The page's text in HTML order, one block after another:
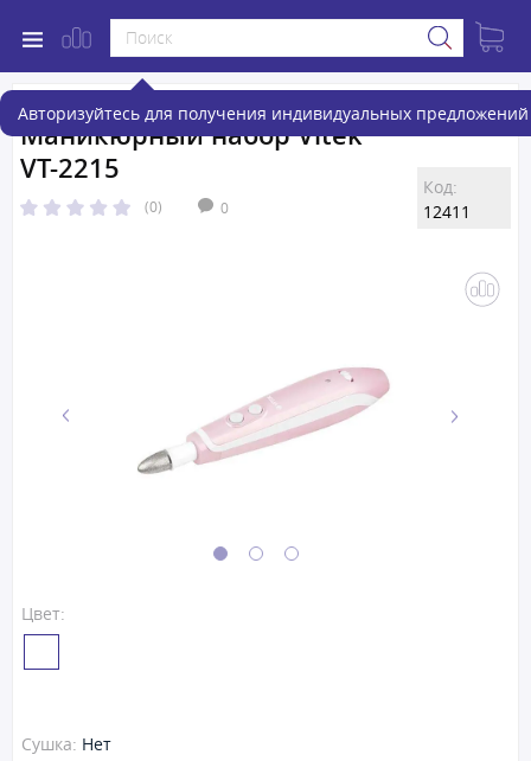
Авторизуйтесь для получения индивидуальных предложений
Маникюрный набор Vitek
VT-2215
(0) 0
Код:
12411
Цвет:
Сушка: Нет